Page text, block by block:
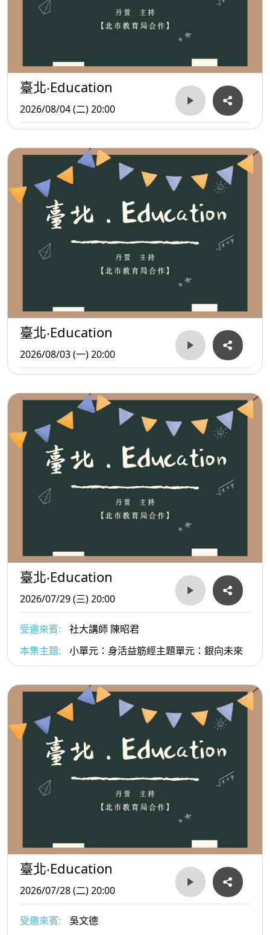
臺北‧Education
2026/08/04 (二) 20:00
臺北‧Education
2026/08/03 (一) 20:00
臺北‧Education
2026/07/29 (三) 20:00
受邀來賓:
社大講師 陳昭君
本集主題:
小單元：身活益筋經主題單元：銀向未來
臺北‧Education
2026/07/28 (二) 20:00
受邀來賓:
吳文德